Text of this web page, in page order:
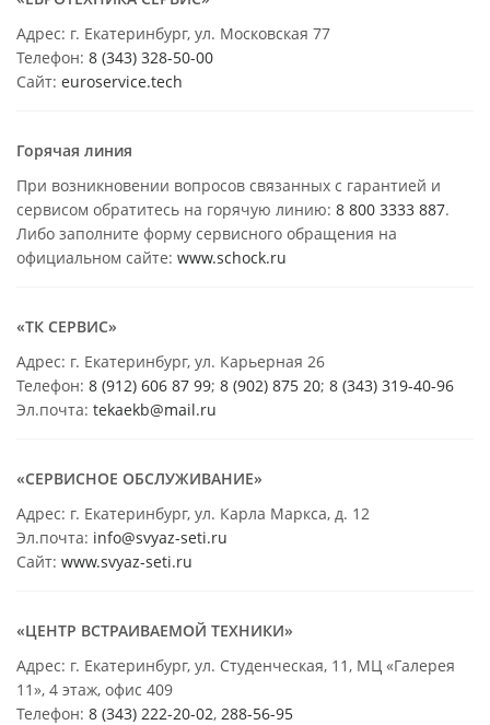
Адрес: г. Екатеринбург, ул. Московская 77
Телефон: 8 (343) 328-50-00
Сайт: euroservice.tech
Горячая линия
При возникновении вопросов связанных с гарантией и
сервисом обратитесь на горячую линию: 8 800 3333 887.
Либо заполните форму сервисного обращения на
официальном сайте: www.schock.ru
«ТК СЕРВИС»
Адрес: г. Екатеринбург, ул. Карьерная 26
Телефон: 8 (912) 606 87 99; 8 (902) 875 20; 8 (343) 319-40-96
Эл.почта: tekaekb@mail.ru
«СЕРВИСНОЕ ОБСЛУЖИВАНИЕ»
Адрес: г. Екатеринбург, ул. Карла Маркса, д. 12
Эл.почта: info@svyaz-seti.ru
Сайт: www.svyaz-seti.ru
«ЦЕНТР ВСТРАИВАЕМОЙ ТЕХНИКИ»
Адрес: г. Екатеринбург, ул. Студенческая, 11, МЦ «Галерея
11», 4 этаж, офис 409
Телефон: 8 (343) 222-20-02, 288-56-95